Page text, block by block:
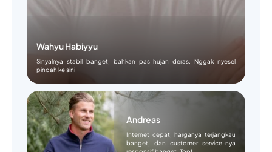
Wahyu Habiyyu
Sinyalnya stabil banget, bahkan pas hujan deras. Nggak nyesel
pindah ke sini!
Andreas
Internet cepat, harganya terjangkau
banget, dan customer service-nya